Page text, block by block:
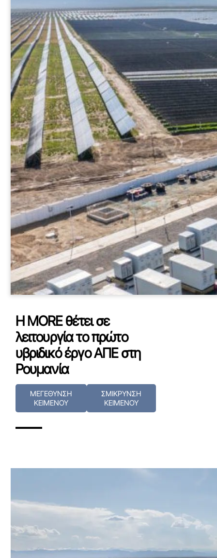
Η MORE θέτει σε
λειτουργία το πρώτο
υβριδικό έργο ΑΠΕ στη
Ρουμανία
ΜΕΓΕΘΥΝΣΗ
ΚΕΙΜΕΝΟΥ
ΣΜΙΚΡΥΝΣΗ
ΚΕΙΜΕΝΟΥ